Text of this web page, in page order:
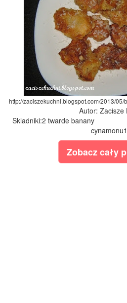
http://zaciszekuchni.blogspot.com/2013/
Autor: Zacisze
Skladniki:2 twarde
Zobacz cały